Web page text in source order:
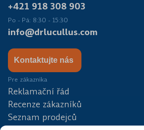
+421 918 308 903
Po - Pá: 8:30 - 15:30
info@drlucullus.com
Kontaktujte nás
Pre zákazníka
Reklamační řád
Recenze zákazníků
Seznam prodejců